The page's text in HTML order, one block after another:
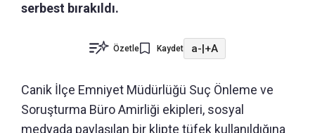
serbest bırakıldı.
Özetle Kaydet a-|+A
Canik İlçe Emniyet Müdürlüğü Suç Önleme ve
Soruşturma Büro Amirliği ekipleri, sosyal
medyada paylaşılan bir klipte tüfek kullanıldığına